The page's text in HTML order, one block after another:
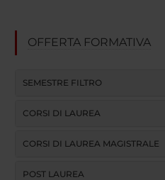
OFFERTA FORMATIVA
SEMESTRE FILTRO
CORSI DI LAUREA
CORSI DI LAUREA MAGISTRALE
POST LAUREA